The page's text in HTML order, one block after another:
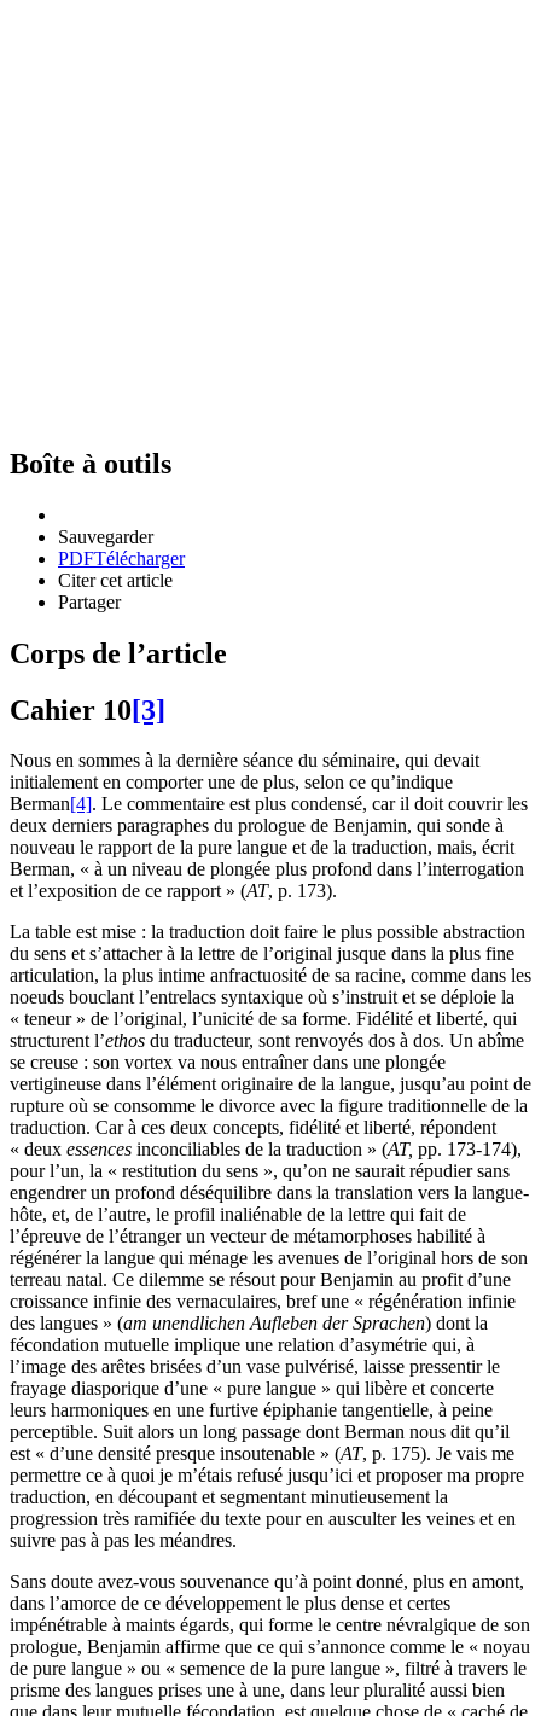
Boîte à outils
Sauvegarder
PDFTélécharger
Citer cet article
Partager
Corps de l’article
Cahier 10[3]
Nous en sommes à la dernière séance du séminaire, qui devait
initialement en comporter une de plus, selon ce qu’indique
Berman[4]. Le commentaire est plus condensé, car il doit couvrir les
deux derniers paragraphes du prologue de Benjamin, qui sonde à
nouveau le rapport de la pure langue et de la traduction, mais, écrit
Berman, « à un niveau de plongée plus profond dans l’interrogation
et l’exposition de ce rapport » (AT, p. 173).
La table est mise : la traduction doit faire le plus possible abstraction
du sens et s’attacher à la lettre de l’original jusque dans la plus fine
articulation, la plus intime anfractuosité de sa racine, comme dans les
noeuds bouclant l’entrelacs syntaxique où s’instruit et se déploie la
« teneur » de l’original, l’unicité de sa forme. Fidélité et liberté, qui
structurent l’ethos du traducteur, sont renvoyés dos à dos. Un abîme
se creuse : son vortex va nous entraîner dans une plongée
vertigineuse dans l’élément originaire de la langue, jusqu’au point de
rupture où se consomme le divorce avec la figure traditionnelle de la
traduction. Car à ces deux concepts, fidélité et liberté, répondent
« deux essences inconciliables de la traduction » (AT, pp. 173-174),
pour l’un, la « restitution du sens », qu’on ne saurait répudier sans
engendrer un profond déséquilibre dans la translation vers la langue-
hôte, et, de l’autre, le profil inaliénable de la lettre qui fait de
l’épreuve de l’étranger un vecteur de métamorphoses habilité à
régénérer la langue qui ménage les avenues de l’original hors de son
terreau natal. Ce dilemme se résout pour Benjamin au profit d’une
croissance infinie des vernaculaires, bref une « régénération infinie
des langues » (am unendlichen Aufleben der Sprachen) dont la
fécondation mutuelle implique une relation d’asymétrie qui, à
l’image des arêtes brisées d’un vase pulvérisé, laisse pressentir le
frayage diasporique d’une « pure langue » qui libère et concerte
leurs harmoniques en une furtive épiphanie tangentielle, à peine
perceptible. Suit alors un long passage dont Berman nous dit qu’il
est « d’une densité presque insoutenable » (AT, p. 175). Je vais me
permettre ce à quoi je m’étais refusé jusqu’ici et proposer ma propre
traduction, en découpant et segmentant minutieusement la
progression très ramifiée du texte pour en ausculter les veines et en
suivre pas à pas les méandres.
Sans doute avez-vous souvenance qu’à point donné, plus en amont,
dans l’amorce de ce développement le plus dense et certes
impénétrable à maints égards, qui forme le centre névralgique de son
prologue, Benjamin affirme que ce qui s’annonce comme le « noyau
de pure langue » ou « semence de la pure langue », filtré à travers le
prisme des langues prises une à une, dans leur pluralité aussi bien